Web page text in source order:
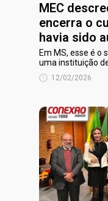
MEC
encerra o
havia sido
Em MS, esse é o
uma instituição
12/02/2026